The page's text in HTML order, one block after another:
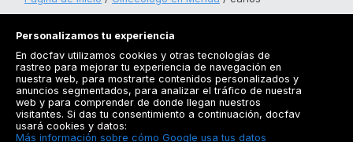
Registrarse
Docfav
Personalizamos tu experiencia
En docfav utilizamos cookies y otras tecnologías de
rastreo para mejorar tu experiencia de navegación en
nuestra web, para mostrarte contenidos personalizados y
anuncios segmentados, para analizar el tráfico de nuestra
web y para comprender de donde llegan nuestros
visitantes. Si das tu consentimiento a continuación, docfav
usará cookies y datos:
Más información sobre cómo Google usa tus datos